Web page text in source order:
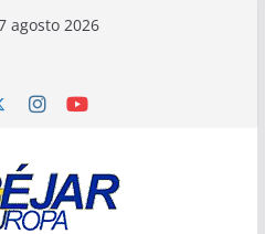
agosto 2026